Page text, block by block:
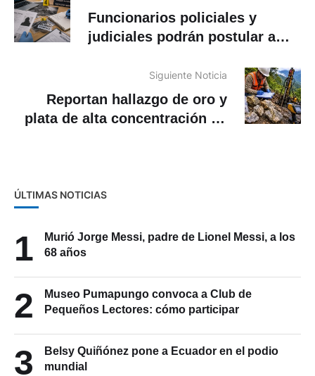
Funcionarios policiales y
judiciales podrán postular a
Siguiente Noticia
Reportan hallazgo de oro y
plata de alta concentración en
ÚLTIMAS NOTICIAS
1
Murió Jorge Messi, padre de Lionel Messi, a los
68 años
2
Museo Pumapungo convoca a Club de
Pequeños Lectores: cómo participar
3
Belsy Quiñónez pone a Ecuador en el podio
mundial